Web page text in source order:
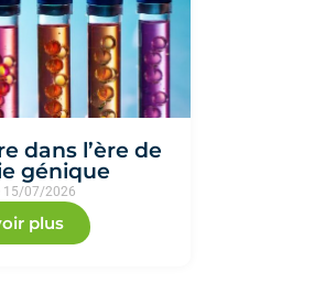
dans l’ère de
génique
15/07/2026
plus